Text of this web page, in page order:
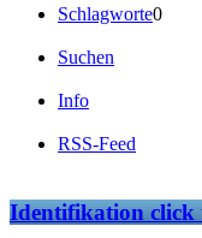
Schlagworte0
Suchen
Info
RSS-Feed
Identifikationclick